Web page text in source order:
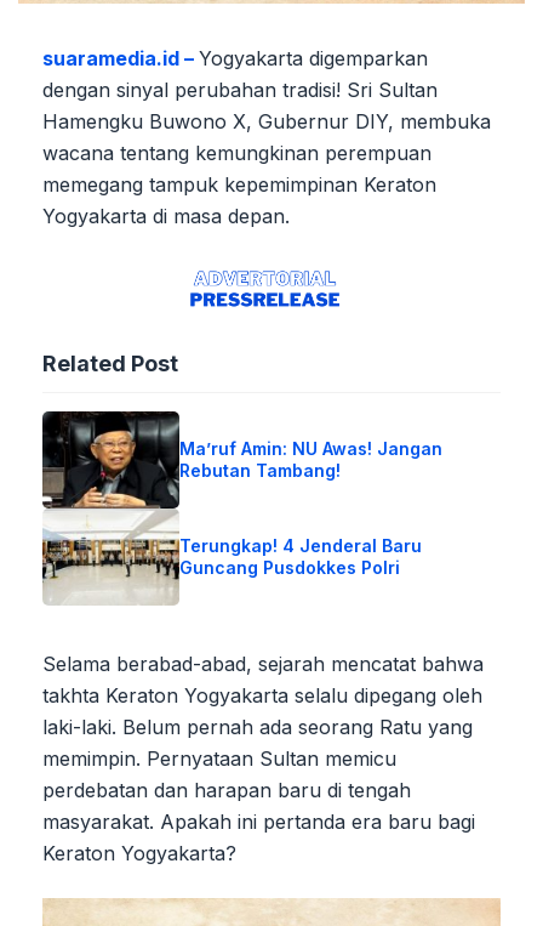
suaramedia.id – Yogyakarta digemparkan
dengan sinyal perubahan tradisi! Sri Sultan
Hamengku Buwono X, Gubernur DIY, membuka
wacana tentang kemungkinan perempuan
memegang tampuk kepemimpinan Keraton
Yogyakarta di masa depan.
Related Post
Ma’ruf Amin: NU Awas! Jangan
Rebutan Tambang!
Terungkap! 4 Jenderal Baru
Guncang Pusdokkes Polri
Selama berabad-abad, sejarah mencatat bahwa
takhta Keraton Yogyakarta selalu dipegang oleh
laki-laki. Belum pernah ada seorang Ratu yang
memimpin. Pernyataan Sultan memicu
perdebatan dan harapan baru di tengah
masyarakat. Apakah ini pertanda era baru bagi
Keraton Yogyakarta?